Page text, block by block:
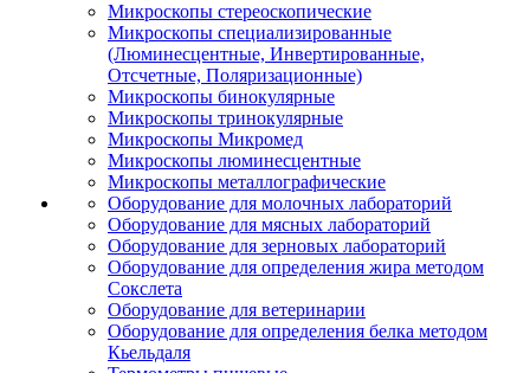
Микроскопы стереоскопические
Микроскопы специализированные
(Люминесцентные, Инвертированные,
Отсчетные, Поляризационные)
Микроскопы бинокулярные
Микроскопы тринокулярные
Микроскопы Микромед
Микроскопы люминесцентные
Микроскопы металлографические
Оборудование для молочных лабораторий
Оборудование для мясных лабораторий
Оборудование для зерновых лабораторий
Оборудование для определения жира методом
Сокслета
Оборудование для ветеринарии
Оборудование для определения белка методом
Кьельдаля